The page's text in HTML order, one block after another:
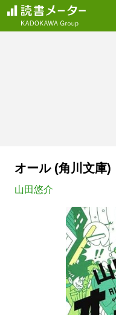
オール (角川文庫)
山田悠介